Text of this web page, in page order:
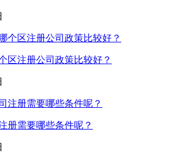
区注册公司政策比较好？
册需要哪些条件呢？